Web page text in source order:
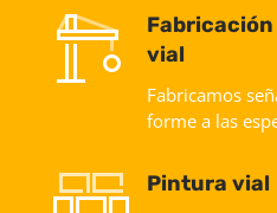
vial
Fabricamos
forme a las
Pintura vial